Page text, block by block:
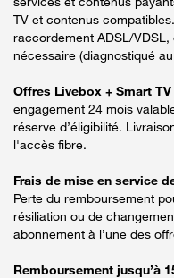
TV et contenus
raccordement ADSL/
nécessaire (diagnostiqué
Offres Livebox + Smart TV
engagement 24 mois
réserve d’éligibilité.
l'accès fibre.
Frais de mise en service
Perte du remboursement
résiliation ou de
abonnement à l’une des
Remboursement jusqu’à